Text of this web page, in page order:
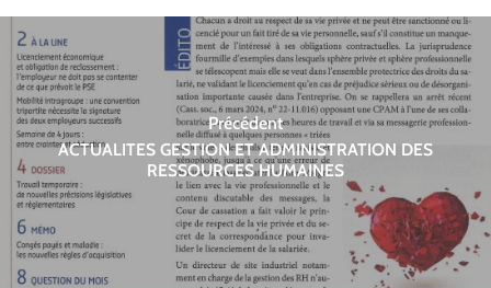
Précédent
ACTUALITES GESTION ET ADMINISTRATION DES
RESSOURCES HUMAINES